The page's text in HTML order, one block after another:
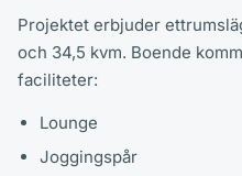
Projektet erbjuder
och 34,5 kvm. Boende
faciliteter:
Lounge
Joggingspår